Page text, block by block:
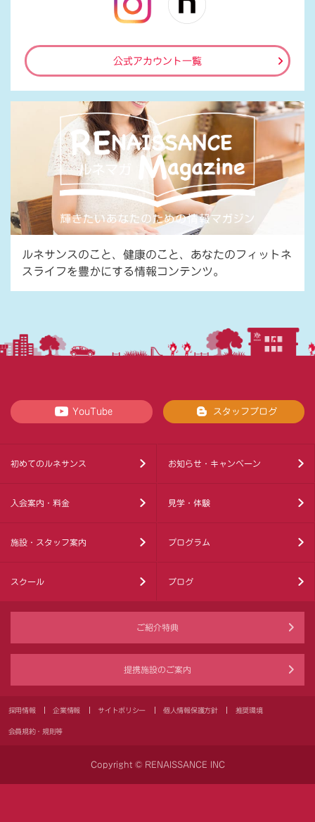
公式アカウント一覧
ルネサンスのこと、健康のこと、あなたのフィットネ
スライフを豊かにする情報コンテンツ。
YouTube スタッフブログ
初めてのルネサンス お知らせ・キャンペーン
入会案内・料金 見学・体験
施設・スタッフ案内 プログラム
スクール ブログ
ご紹介特典
提携施設のご案内
採用情報 企業情報 サイトポリシー 個人情報保護方針 推奨環境
会員規約・規則等
Copyright © RENAISSANCE INC